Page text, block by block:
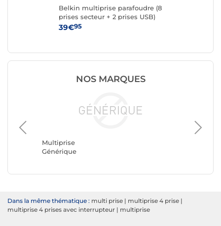
Belkin multiprise parafoudre (8
prises secteur + 2 prises USB)
39€95
NOS MARQUES
Multiprise
Générique
Belkin
Dans la même thématique : multi prise | multiprise 4 prise |
multiprise 4 prises avec interrupteur | multiprise